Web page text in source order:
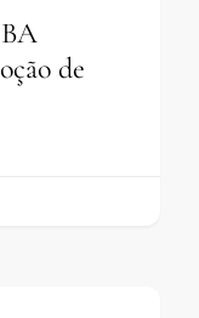
de